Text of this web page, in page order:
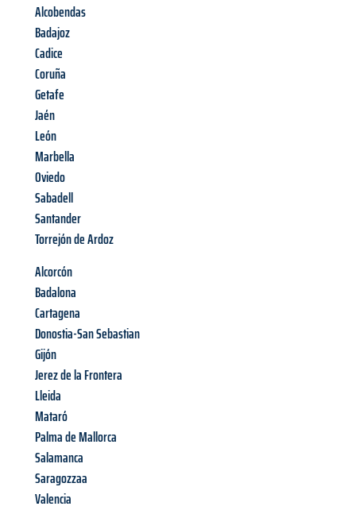
Alcobendas
Badajoz
Cadice
Coruña
Getafe
Jaén
León
Marbella
Oviedo
Sabadell
Santander
Torrejón de Ardoz
Alcorcón
Badalona
Cartagena
Donostia-San Sebastian
Gijón
Jerez de la Frontera
Lleida
Mataró
Palma de Mallorca
Salamanca
Saragozzaa
Valencia